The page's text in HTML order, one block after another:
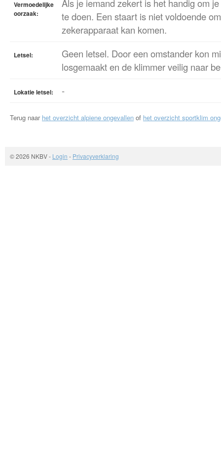
Vermoedelijke
oorzaak:
Als je iemand zekert is het handig om
te doen. Een staart is niet voldoende
zekerapparaat kan komen.
Letsel:
Geen letsel. Door een omstander kon
losgemaakt en de klimmer veilig naar
Lokatie letsel: -
Terug naar het overzicht alpiene ongevallen of het overzicht sportklim
© 2026 NKBV- Login - Privacyverklaring